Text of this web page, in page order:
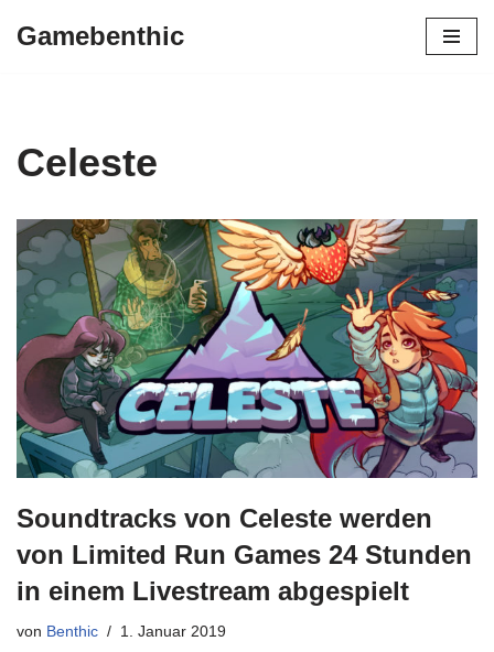
Gamebenthic
Celeste
Soundtracks von Celeste werden
von Limited Run Games 24 Stunden
in einem Livestream abgespielt
von Benthic 1. Januar 2019